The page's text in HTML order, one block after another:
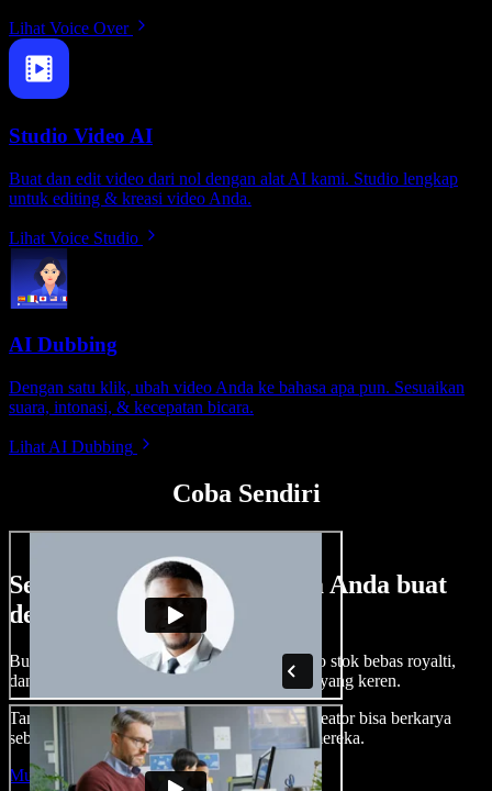
Lihat Voice Over
Studio Video AI
Buat dan edit video dari nol dengan alat AI kami. Studio lengkap
untuk editing & kreasi video Anda.
Lihat Voice Studio
AI Dubbing
Dengan satu klik, ubah video Anda ke bahasa apa pun. Sesuaikan
suara, intonasi, & kecepatan bicara.
Lihat AI Dubbing
Coba Sendiri
Sedikit contoh hal yang bisa Anda buat
dengan Speechify Studio.
Buat voice over, tambah gambar, audio, video stok bebas royalti,
dan kloning suara untuk proyek audio-video yang keren.
Tanpa kurva belajar, semua dari browser—kreator bisa berkarya
sebebas mungkin dan wujudkan ide kreatif mereka.
Mulai Studio